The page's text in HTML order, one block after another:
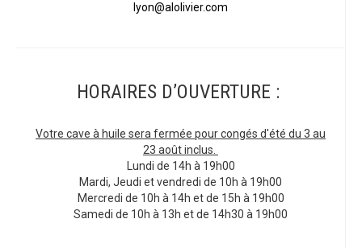
lyon@alolivier.com
HORAIRES D’OUVERTURE :
Votre cave à huile sera fermée pour congés d'été du 3 au
23 août inclus.
Lundi de 14h à 19h00
Mardi, Jeudi et vendredi de 10h à 19h00
Mercredi de 10h à 14h et de 15h à 19h00
Samedi de 10h à 13h et de 14h30 à 19h00